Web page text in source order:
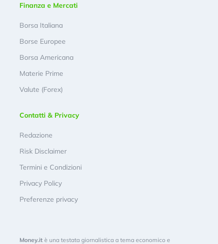
Finanza e Mercati
Borsa Italiana
Borse Europee
Borsa Americana
Materie Prime
Valute (Forex)
Contatti & Privacy
Redazione
Risk Disclaimer
Termini e Condizioni
Privacy Policy
Preferenze privacy
Money.it è una testata giornalistica a tema economico e